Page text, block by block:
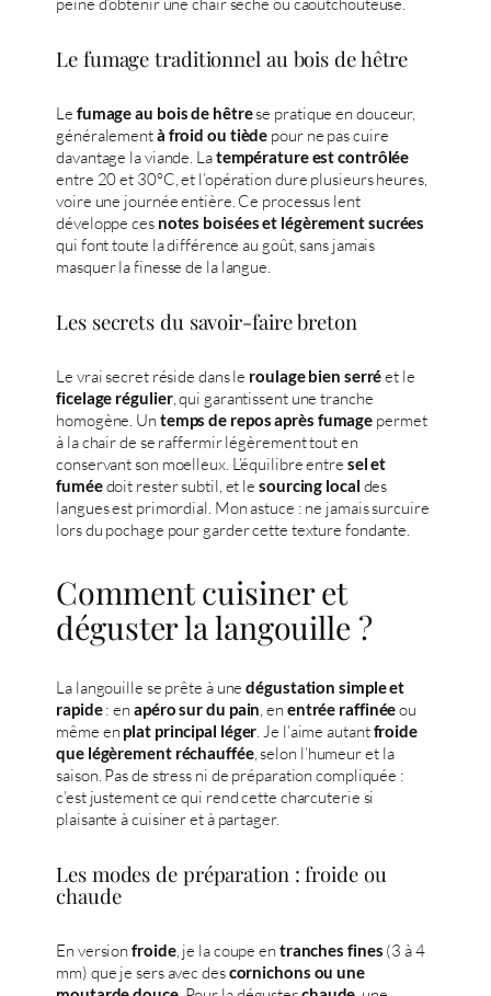
Le fumage traditionnel au bois de hêtre
Le fumage au bois de hêtrese pratique en douceur,
généralementà froid ou tiède pour ne pas cuire
davantage la viande. Latempérature est contrôlée
entre 20 et 30°C, et l’opération dure plusieurs heures,
voire une journée entière. Ce processus lent
développe ces notes boisées et légèrement sucrées
qui font toute la différence au goût, sans jamais
masquer la finesse de la langue.
Les secrets du savoir-faire breton
Le vrai secret réside dans le roulage bien serréet le
ficelage régulier, qui garantissent une tranche
homogène. Un temps de repos après fumage permet
à la chair de se raffermir légèrement tout en
conservant son moelleux. L’équilibre entre sel et
fuméedoit rester subtil, et le sourcing local des
langues est primordial. Mon astuce : ne jamais surcuire
lors du pochage pour garder cette texture fondante.
Comment cuisiner et
déguster la langouille ?
La langouille se prête à unedégustation simple et
rapide: en apéro sur du pain, en entrée raffinéeou
même en plat principal léger. Je l’aime autantfroide
que légèrement réchauffée, selon l’humeur et la
saison. Pas de stress ni de préparation compliquée :
c’est justement ce qui rend cette charcuterie si
plaisante à cuisiner et à partager.
Les modes de préparation : froide ou
chaude
En versionfroide, je la coupe en tranches fines (3 à 4
mm) que je sers avec descornichons ou une